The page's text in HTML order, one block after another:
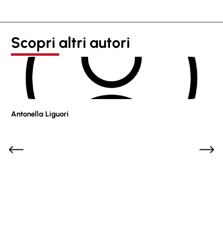
Scopri altri autori
Antonella Liguori